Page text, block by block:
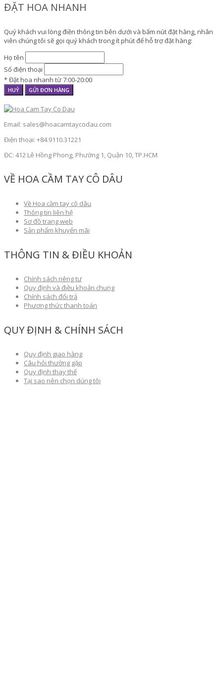
ĐẶT HOA NHANH
Quý khách vui lòng điền thông tin bên dưới và bấm nút đặt hàng, nhân
viên chúng tôi sẽ gọi quý khách trong ít phút để hỗ trợ đặt hàng:
Họ tên
Số điện thoại
* Đặt hoa nhanh từ 7:00-20:00
HUỶ GỬI ĐƠN HÀNG
Email: sales@hoacamtaycodau.com
Điện thoại: +84.9110.31221
ĐC: 412 Lê Hồng Phong, Phường 1, Quận 10, TP.HCM
VỀ HOA CẦM TAY CÔ DÂU
Về Hoa cầm tay cô dâu
Thông tin liên hệ
Sơ đồ trang web
Sản phẩm khuyến mãi
THÔNG TIN & ĐIỀU KHOẢN
Chính sách riêng tư
Quy định và điều khoản chung
Chính sách đổi trả
Phương thức thanh toán
QUY ĐỊNH & CHÍNH SÁCH
Quy định giao hàng
Câu hỏi thường gặp
Quy định thay thế
Tại sao nên chọn dúng tôi